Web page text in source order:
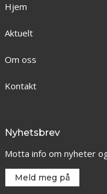
Hjem
Aktuelt
Om oss
Kontakt
Nyhetsbrev
Motta info om nyheter
Meld meg på